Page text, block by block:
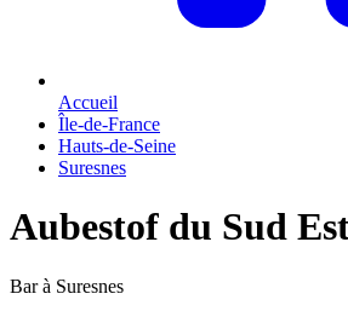
Accueil
Île-de-France
Hauts-de-Seine
Suresnes
Aubestof du Sud
Bar à Suresnes